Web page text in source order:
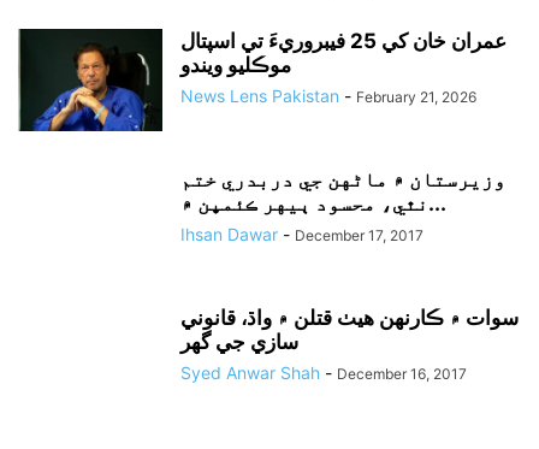
عمران خان کي 25 فيبروريءَ تي اسپتال
موڪليو ويندو
News Lens Pakistan - February 21, 2026
وزيرستان ۾ ماڻهن جي دربدري ختم
نٿي، محسود ٻيهر ڪئمپن ۾...
Ihsan Dawar - December 17, 2017
سوات ۾ ڪارنهن هيٺ قتلن ۾ واڌ، قانوني
سازي جي گهر
Syed Anwar Shah - December 16, 2017